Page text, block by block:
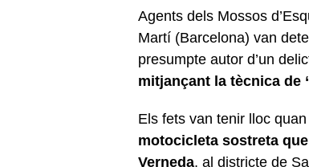
Agents dels Mossos
Martí (Barcelona) van
presumpte autor d’un
mitjançant la tècnica de
Els fets van tenir lloc
motocicleta sostreta
Verneda, al districte de